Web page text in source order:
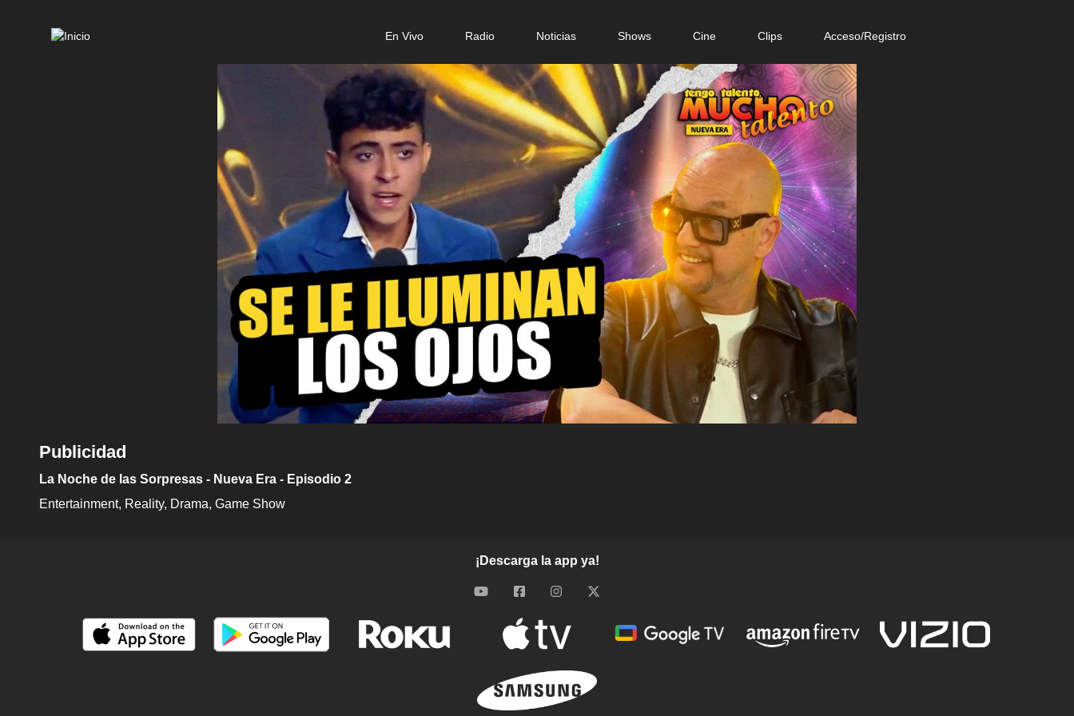
En Vivo Radio Noticias Shows Cine Clips Acceso/Registro
Publicidad
La Noche de las Sorpresas - Nueva Era - Episodio 2
Entertainment
Reality Drama Game Show
¡Descarga la app ya!